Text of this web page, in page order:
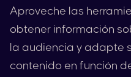
Aproveche las
obtener información
la audiencia y adapte
contenido en función